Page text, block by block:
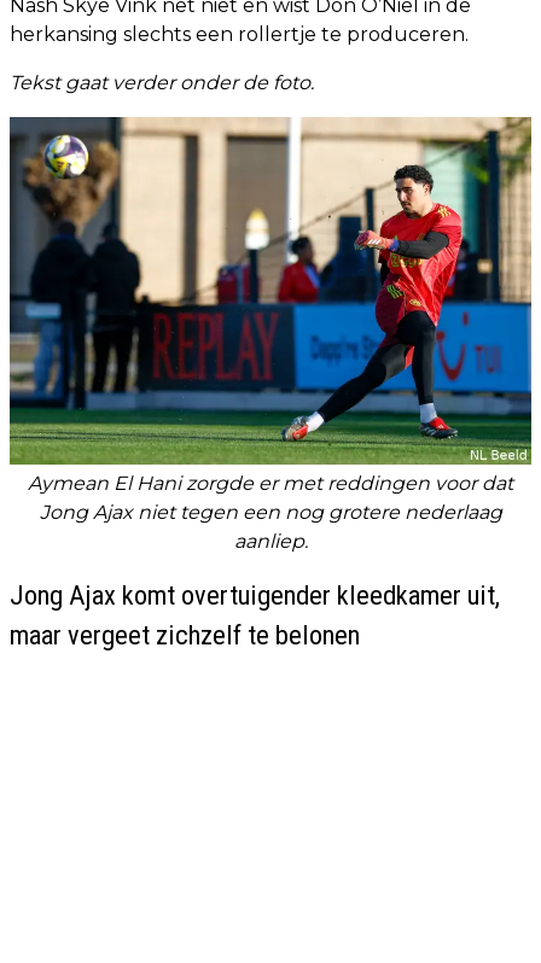
Nash Skye Vink net niet en wist Don O’Niel in de
herkansing slechts een rollertje te produceren.
Tekst gaat verder onder de foto.
Aymean El Hani zorgde er met reddingen voor dat
Jong Ajax niet tegen een nog grotere nederlaag
aanliep.
Jong Ajax komt overtuigender kleedkamer uit,
maar vergeet zichzelf te belonen